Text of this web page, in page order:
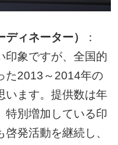
ィネーター）
：
印象ですが、全国的
た2013～2014年の
います。提供数は年
特別増加している印
発活動を継続し、